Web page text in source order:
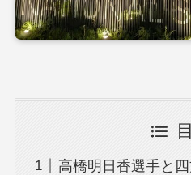
高橋明日香選手と